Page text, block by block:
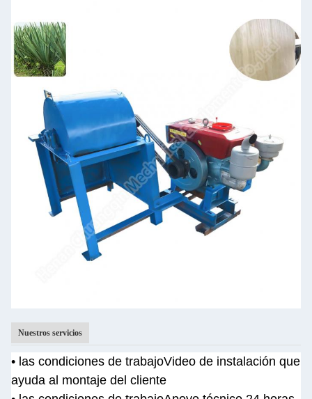
Nuestros servicios
• las condiciones de trabajoVideo de instalación que
ayuda al montaje del cliente